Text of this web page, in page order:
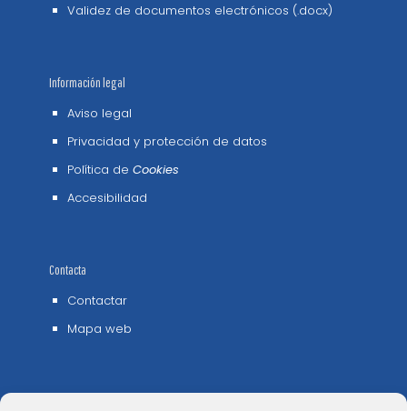
Validez de documentos electrónicos (.docx)
Información legal
Aviso legal
Privacidad y protección de datos
Política de Cookies
Accesibilidad
Contacta
Contactar
Mapa web